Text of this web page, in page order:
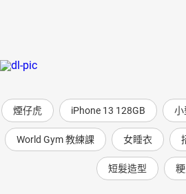
煙仔虎 iPhone 13 128GB 小
World Gym 教練課 女睡衣
短髮造型